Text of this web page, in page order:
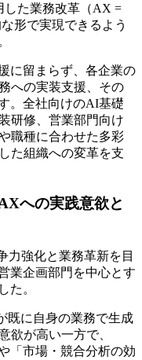
た業務改革（AX =
形で実現できるよう
に留まらず、各企業の
への実装支援、その
。全社向けのAI基礎
研修、営業部門向け
職種に合わせた多彩
た組織への変革を支
への実践意欲と
力強化と業務革新を目
業企画部門を中心とす
た。
既に自身の業務で生成
欲が高い一方で、
「市場・競合分析の効